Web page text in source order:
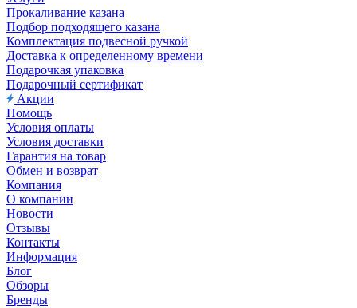
Прокаливание казана
Подбор подходящего казана
Комплектация подвесной ручкой
Доставка к определенному времени
Подарочкая упаковка
Подарочный сертификат
Акции
Помощь
Условия оплаты
Условия доставки
Гарантия на товар
Обмен и возврат
Компания
О компании
Новости
Отзывы
Контакты
Информация
Блог
Обзоры
Бренды